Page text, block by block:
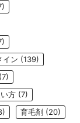
イン (139)
(7)
方 (7)
育毛剤 (20)